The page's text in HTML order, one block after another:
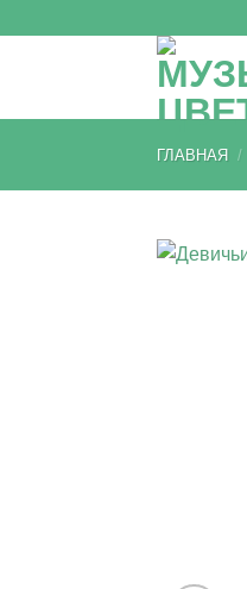
ГЛАВНАЯ /